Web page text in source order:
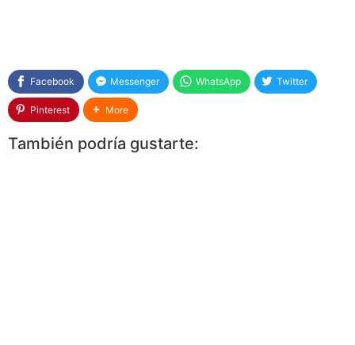
Facebook Messenger WhatsApp Twitter
Pinterest More
También podría gustarte: